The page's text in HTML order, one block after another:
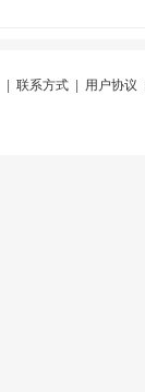
联系方式| 用户协议